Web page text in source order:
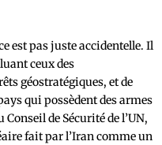
est pas juste accidentelle. Il
ceux des
géostratégiques, et de
qui possèdent des armes
de Sécurité de l’UN,
fait par l’Iran comme un